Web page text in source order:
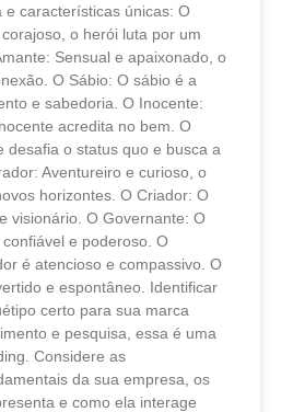
e características únicas: O
o herói luta por um
Sensual e apaixonado, o
O Sábio: O sábio é a
e sabedoria. O Inocente:
acredita no bem. O
desafia o status quo e busca a
Aventureiro e curioso, o
horizontes. O Criador: O
visionário. O Governante: O
e poderoso. O
é atencioso e compassivo. O
e espontâneo. Identificar
certo para sua marca
e pesquisa, essa é uma
Considere as
da sua empresa, os
e como ela interage